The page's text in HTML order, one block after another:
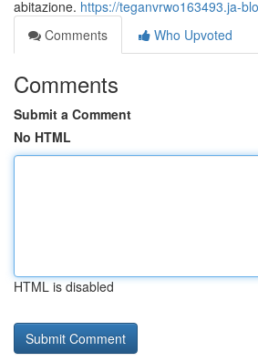
abitazione. https://teganvrwo163493.ja-
Comments
Who Upvoted
Comments
Submit a Comment
No HTML
HTML is disabled